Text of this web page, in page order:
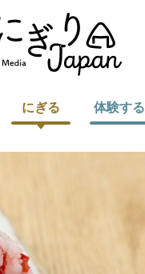
にぎる 体験する